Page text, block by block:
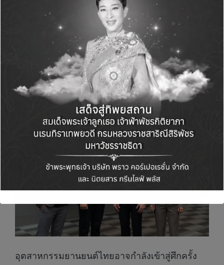
อุตสาหกรรมยานยนต์ไทยอาจกำลังเข้าสู่ศึกครั้ง